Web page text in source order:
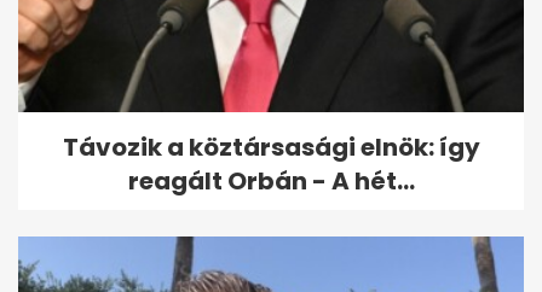
Kurultáj: 200 millió forinttal
támogatta az Orbán-
kormány a...
Távozik a köztársasági elnök: így
reagált Orbán - A hét...